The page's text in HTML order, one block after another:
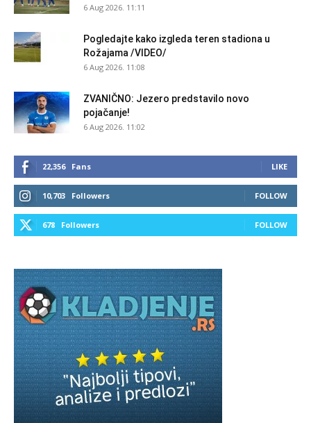
6 Aug 2026. 11:11
Pogledajte kako izgleda teren stadiona u
Rožajama /VIDEO/
6 Aug 2026. 11:08
ZVANIČNO: Jezero predstavilo novo
pojačanje!
6 Aug 2026. 11:02
22,356 Fans LIKE
10,703 Followers FOLLOW
678 Followers FOLLOW